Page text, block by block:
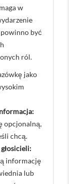
w
być
ról.
jako
opcjonalną,
chcą.
informację
lub